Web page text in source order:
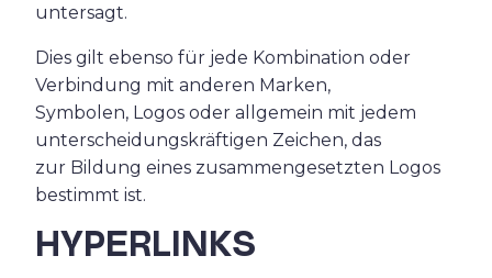
untersagt.
Dies gilt ebenso für jede Kombination oder
Verbindung mit anderen Marken,
Symbolen, Logos oder allgemein mit jedem
unterscheidungskräftigen Zeichen, das
zur Bildung eines zusammengesetzten Logos
bestimmt ist.
HYPERLINKS